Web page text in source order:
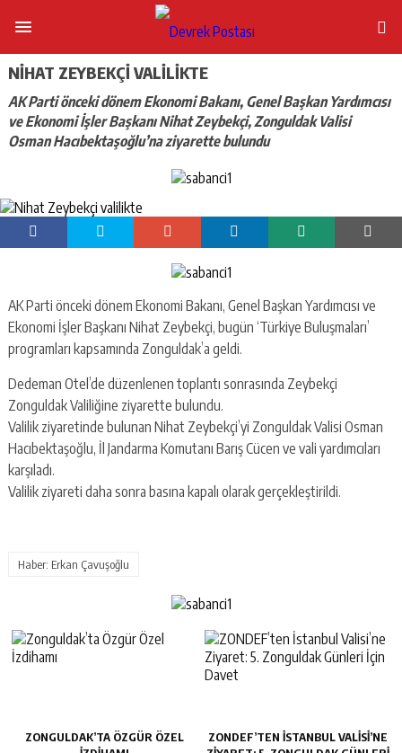
NIHAT ZEYBEKÇI VALILIKTE
AK Parti önceki dönem Ekonomi Bakanı, Genel Başkan Yardımcısı
ve Ekonomi İşler Başkanı Nihat Zeybekçi, Zonguldak Valisi
Osman Hacıbektaşoğlu’na ziyarette bulundu
AK Parti önceki dönem Ekonomi Bakanı, Genel Başkan Yardımcısı ve
Ekonomi İşler Başkanı Nihat Zeybekçi, bugün ‘Türkiye Buluşmaları’
programları kapsamında Zonguldak’a geldi.
Dedeman Otel’de düzenlenen toplantı sonrasında Zeybekçi
Zonguldak Valiliğine ziyarette bulundu.
Valilik ziyaretinde bulunan Nihat Zeybekçi’yi Zonguldak Valisi Osman
Hacıbektaşoğlu, İl Jandarma Komutanı Barış Cücen ve vali yardımcıları
karşıladı.
Valilik ziyareti daha sonra basına kapalı olarak gerçekleştirildi.
Haber: Erkan Çavuşoğlu
ZONGULDAK’TA ÖZGÜR ÖZEL
ZONDEF’TEN İSTANBUL VALISI’NE